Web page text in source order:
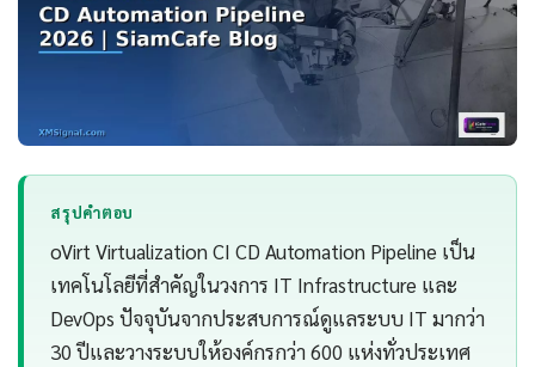
สรุปคำตอบ
oVirt Virtualization CI CD Automation Pipeline เป็น
เทคโนโลยีที่สำคัญในวงการ IT Infrastructure และ
DevOps ปัจจุบันจากประสบการณ์ดูแลระบบ IT มากว่า
30 ปีและวางระบบให้องค์กรกว่า 600 แห่งทั่วประเทศ